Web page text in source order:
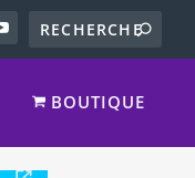
BOUTIQUE